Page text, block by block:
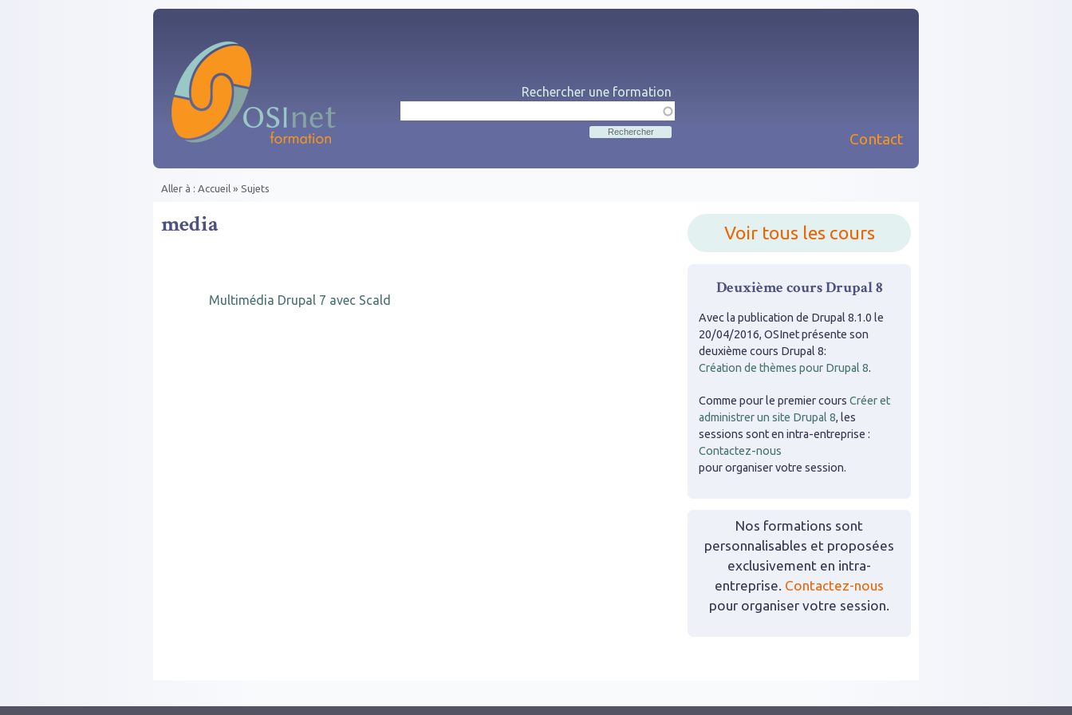
Rechercher une formation
Contact
Aller à : Accueil » Sujets
media
Multimédia Drupal 7 avec Scald
Voir tous les cours
Deuxième cours Drupal 8
Avec la publication de Drupal 8.1.0 le
20/04/2016, OSInet présente son
deuxième cours Drupal 8:
Création de thèmes pour Drupal 8.
Comme pour le premier coursCréer et
administrer un site Drupal 8, les
sessions sont en intra-entreprise :
Contactez-nous
pour organiser votre session.
Nos formations sont
personnalisables et proposées
exclusivement en intra-
entreprise. Contactez-nous
pour organiser votre session.